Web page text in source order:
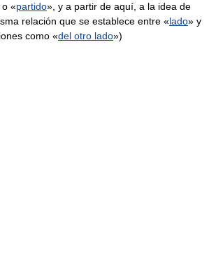
o «partido», y a partir de aquí, a la idea de
relación que se establece entre «lado» y
como «del otro lado»)